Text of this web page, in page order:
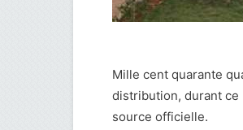
Mille cent quarante
distribution, durant ce
source officielle.